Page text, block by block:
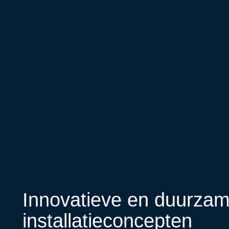
Innovatieve en
installatieconcepten